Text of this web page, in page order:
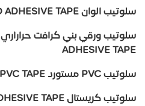
سلوتيب الوان COLORED ADHESIVE TAPE
ADHESIVE TAPE
سلوتيب PVC مستورد PVC TAPE
سلوتيب كريستال CRYSTAL ADHESIVE TAPE